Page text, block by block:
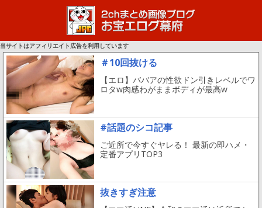
当サイトはアフィリエイト広告を利用しています
＃10回抜ける
【エロ】ババアの性欲ドン引きレベルでワ
ロタw肉感わがままボディが最高w
#話題のシコ記事
ご近所で今すぐヤレる！ 最新の即ハメ・
定番アプリTOP3
抜きすぎ注意